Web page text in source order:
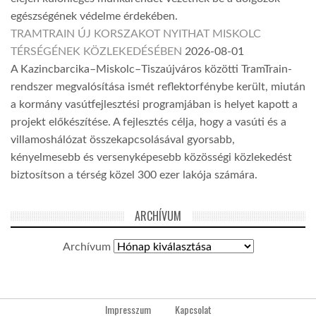
egészségének védelme érdekében.
TRAMTRAIN ÚJ KORSZAKOT NYITHAT MISKOLC
TÉRSÉGÉNEK KÖZLEKEDÉSÉBEN 2026-08-01
A Kazincbarcika–Miskolc–Tiszaújváros közötti TramTrain-
rendszer megvalósítása ismét reflektorfénybe került, miután
a kormány vasútfejlesztési programjában is helyet kapott a
projekt előkészítése. A fejlesztés célja, hogy a vasúti és a
villamoshálózat összekapcsolásával gyorsabb,
kényelmesebb és versenyképesebb közösségi közlekedést
biztosítson a térség közel 300 ezer lakója számára.
ARCHÍVUM
Archívum
Impresszum Kapcsolat